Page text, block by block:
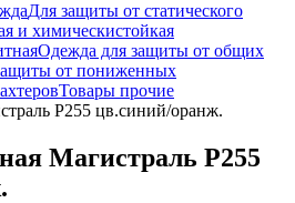
Для защиты от статического
и химическистойкая
Одежда для защиты от общих
от пониженных
Товары прочие
Р255 цв.синий/оранж.
Магистраль Р255